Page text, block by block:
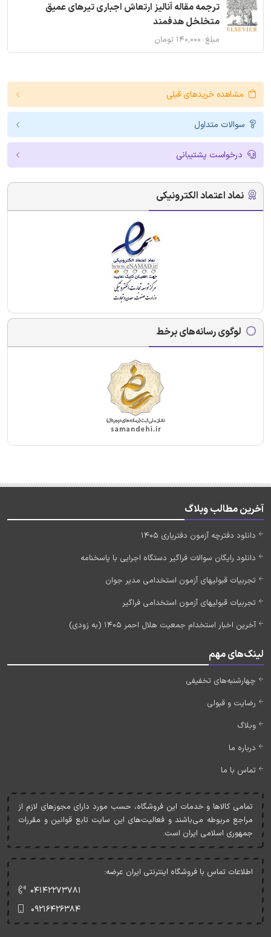
ترجمه مقاله آنالیز ارتعاش اجباری تیرهای عمیق
متخلخل هدفمند
مبلغ: ۱۴۰,۰۰۰ تومان
مشاهده خریدهای قبلی
سوالات متداول
درخواست پشتیبانی
نماد اعتماد الکترونیکی
لوگوی رسانه‌های برخط
آخرین مطالب وبلاگ
دانلود دفترچه آزمون دفتریاری 1405
دانلود رایگان سوالات فراگیر دستگاه اجرایی با پاسخنامه
تجربیات قبولیهای آزمون استخدامی مدیر جوان
تجربیات قبولیهای آزمون استخدامی فراگیر
آخرین اخبار استخدام جمعیت هلال احمر 1405 (به زودی)
لینک‌های مهم
چهارشنبه‌های تخفیفی
رضایت و قبولی
وبلاگ
درباره ما
تماس با ما
تمامی کالاها و خدمات اين فروشگاه، حسب مورد دارای مجوزهای لازم از
مراجع مربوطه می‌باشند و فعاليت‌های اين سايت تابع قوانين و مقررات
جمهوری اسلامی ايران است.
اطلاعات تماس با فروشگاه اینترنتی ایران عرضه:
۰۴۱۴۲۲۷۳۷۸۱
۰۹۲۱۶۴۲۶۳۸۴